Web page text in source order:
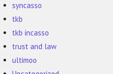
syncasso
tkb
tkb incasso
trust and law
ultimoo